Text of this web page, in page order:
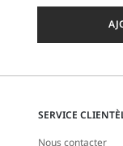
SERVICE
Nous contacter